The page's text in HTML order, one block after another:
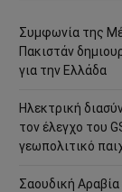
Συμφωνία της
Πακιστάν
για την Ελλάδα
Ηλεκτρική
τον έλεγχο του
γεωπολιτικό
Σαουδική